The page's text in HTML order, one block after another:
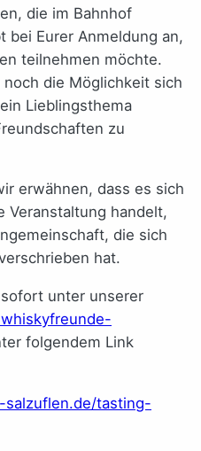
die im Bahnhof
Eurer Anmeldung an,
teilnehmen möchte.
die Möglichkeit sich
Lieblingsthema
zu
erwähnen, dass es sich
Veranstaltung handelt,
die sich
hat.
unter unserer
folgendem Link
tasting-